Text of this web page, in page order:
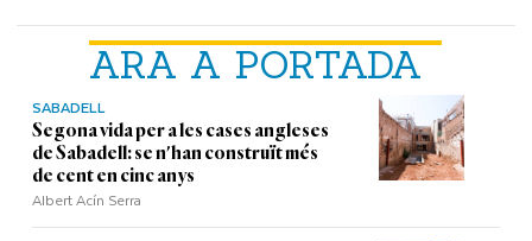
ARA A PORTADA
SABADELL
Segona vida per a les cases angleses
de Sabadell: se n'han construït més
de cent en cinc anys
Albert Acín Serra